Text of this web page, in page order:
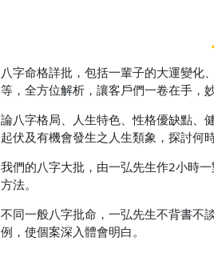
八字命格詳批，包括一輩子的大運變
等，全方位解析，讓客戶們一卷在手，
論八字格局、人生特色、性格優缺點、
起伏及有機會發生之人生類象，探討何
我們的八字大批，由一弘先生作2小時
方法。
不同一般八字批命，一弘先生不背書不
例，使個案深入體會明白。